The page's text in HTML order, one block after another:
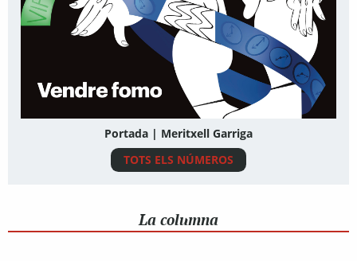
Portada | Meritxell Garriga
TOTS ELS NÚMEROS
La columna